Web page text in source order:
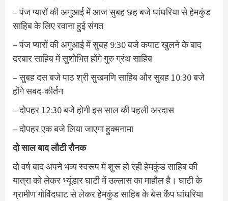
– पंज प्यारों की अगुआई में आज सुबह छह बजे घांघरिया से हेमकुंड
साहिब के लिए रवाना हुई संगत
– पंज प्यारों की अगुआई में सुबह 9:30 बजे कपाट खुलने के बाद
दरबार साहिब में सुशोभित होंगे गुरु ग्रंथ साहिब
– सुबह दस बजे पाठ श्री सुखमणि साहिब और सुबह 10:30 बजे
होंगे सबद-कीर्तन
– दोपहर 12:30 बजे होगी इस साल की पहली अरदास
– दोपहर एक बजे लिया जाएगा हुक्मनामा
दो साल बाद लौटी रौनक
दो वर्ष बाद अपने भव्य स्वरूप में शुरू हो रही हेमकुंड साहिब की
यात्रा को लेकर भ्यूंडार घाटी में उल्लास का माहौल है। घाटी के
ग्रामीण गोविंदघाट से लेकर हेमकुंड साहिब के बेस कैंप घांघरिया